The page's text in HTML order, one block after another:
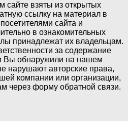
сайте взяты из открытых
ссылку на материал в
сайта и
в ознакомительных
принадлежат их владельцам.
за содержание
Вы обнаружили на нашем
нарушают авторские права,
компании или организации,
через форму обратной связи.